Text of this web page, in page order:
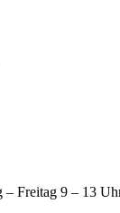
– Freitag 9 – 13